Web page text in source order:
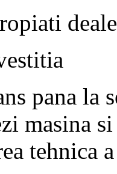
pana la
masina si
tehnica